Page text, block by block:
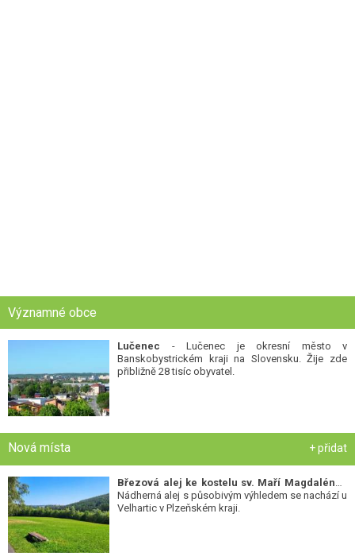
Významné obce
Lučenec - Lučenec je okresní město v
Banskobystrickém kraji na Slovensku. Žije zde
přibližně 28 tisíc obyvatel.
Nová místa + přidat
Nádherná alej s působivým výhledem se nachází u
Velhartic v Plzeňském kraji.